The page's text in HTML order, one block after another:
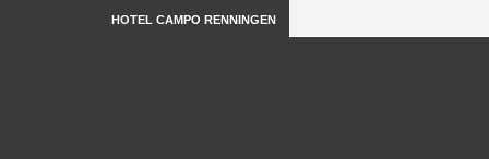
HOTEL CAMPO RENNINGEN